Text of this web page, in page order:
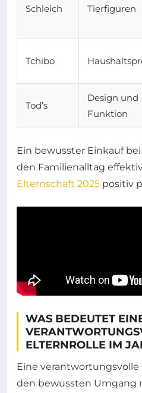
Schleich Tierfiguren
Tchibo
Tod’s
Design und
Funktion
Ein bewusster Einkauf
den Familienalltag
Elternschaft 2025 positiv
WAS BEDEUTET
ELTERNROLLE IM
Eine
den bewussten Umgang